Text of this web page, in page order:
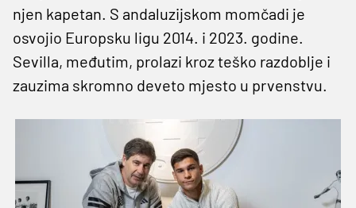
njen kapetan. S andaluzijskom momčadi je
osvojio Europsku ligu 2014. i 2023. godine.
Sevilla, međutim, prolazi kroz teško razdoblje i
zauzima skromno deveto mjesto u prvenstvu.